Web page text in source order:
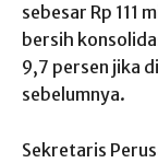
sebesar Rp 111
bersih
9,7 persen jika
sebelumnya.
Sekretaris